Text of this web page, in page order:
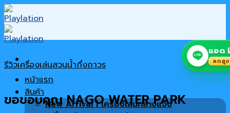
Skip
to
content
หน้าแรก
สินค้า
New Arrival | เครื่องเล่นกลางแจ้ง
รีวิวเครื่องเล่นสวนน้ำกึ่งถาวร
ขอขอบคุณ NAGO WATER PARK​
LINE แอด
ลดสู